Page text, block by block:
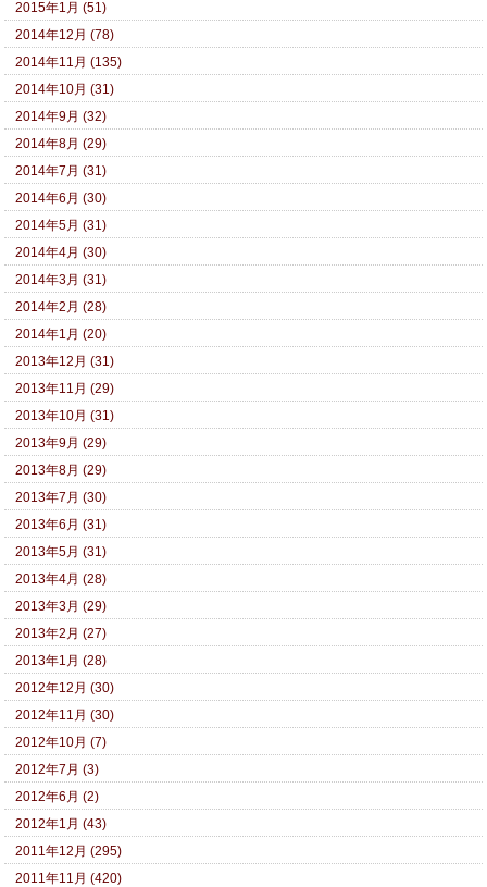
2015年1月 (51)
2014年12月 (78)
2014年11月 (135)
2014年10月 (31)
2014年9月 (32)
2014年8月 (29)
2014年7月 (31)
2014年6月 (30)
2014年5月 (31)
2014年4月 (30)
2014年3月 (31)
2014年2月 (28)
2014年1月 (20)
2013年12月 (31)
2013年11月 (29)
2013年10月 (31)
2013年9月 (29)
2013年8月 (29)
2013年7月 (30)
2013年6月 (31)
2013年5月 (31)
2013年4月 (28)
2013年3月 (29)
2013年2月 (27)
2013年1月 (28)
2012年12月 (30)
2012年11月 (30)
2012年10月 (7)
2012年7月 (3)
2012年6月 (2)
2012年1月 (43)
2011年12月 (295)
2011年11月 (420)